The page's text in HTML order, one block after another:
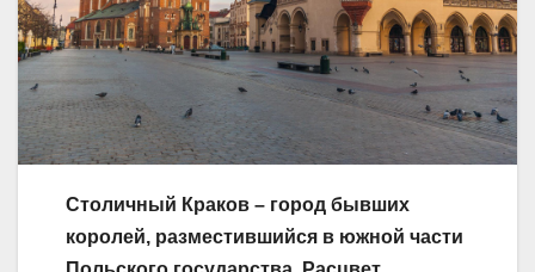
Столичный Краков – город бывших
королей, разместившийся в южной части